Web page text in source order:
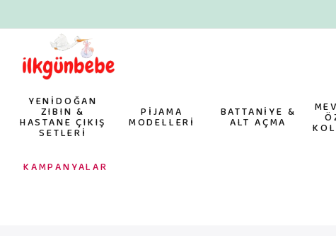
YENİDOĞAN
ZIBIN &
HASTANE ÇIKIŞ
SETLERİ
PİJAMA
MODELLERİ
BATTANİYE &
ALT AÇMA
KAMPANYALAR